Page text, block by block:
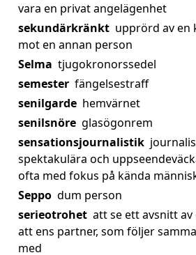
vara en privat angelägenhet
sekundärkränkt upprörd av en
mot en annan person
Selma tjugokronorssedel
semester fängelsestraff
senilgarde hemvärnet
senilsnöre glasögonrem
sensationsjournalistik
spektakulära och
ofta med fokus på kända
Seppo dum person
serieotrohet att se ett avsnitt
att ens partner, som följer
med